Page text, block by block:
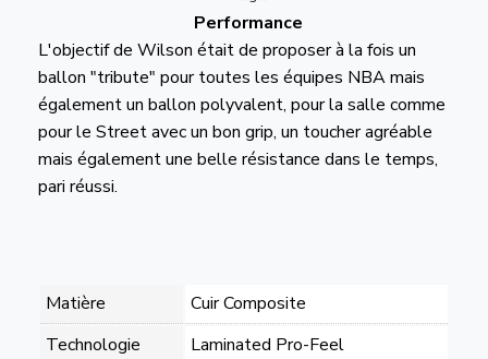
Performance
L'objectif de Wilson était de proposer à la fois un
ballon "tribute" pour toutes les équipes NBA mais
également un ballon polyvalent, pour la salle comme
pour le Street avec un bon grip, un toucher agréable
mais également une belle résistance dans le temps,
pari réussi.
Matière
Cuir Composite
Technologie
Laminated Pro-Feel